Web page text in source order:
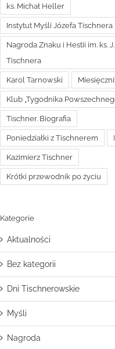
ks. Michał Heller
Instytut Myśli Józefa Tischnera
Nagroda Znaku i Hestii im. ks. J.
Tischnera
Karol Tarnowski
Klub „Tygodnika
Tischner. Biografia
Poniedziałki z Tischnerem
Kazimierz Tischner
Krótki przewodnik po życiu
Kategorie
Aktualności
Bez kategorii
Dni Tischnerowskie
Myśli
Nagroda